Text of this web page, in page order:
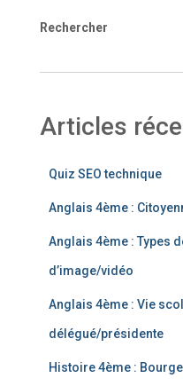
Rechercher
Articles
Quiz SEO technique
Anglais 4ème :
Anglais 4ème : Types
d’image/vidéo
Anglais 4ème : Vie
délégué/présidente
Histoire 4ème :